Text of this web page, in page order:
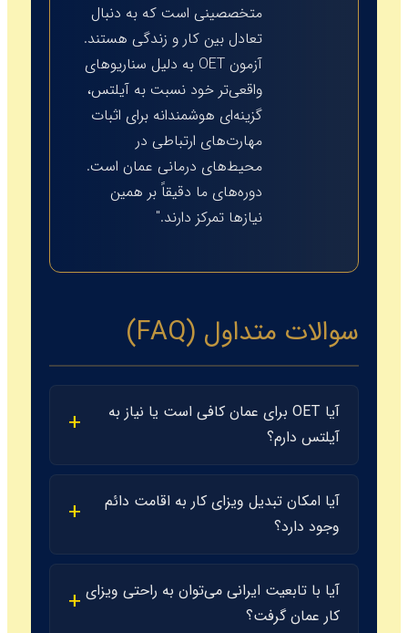
متخصصینی است که به دنبال
تعادل بین کار و زندگی هستند.
آزمون OET به دلیل سناریوهای
واقعی‌تر خود نسبت به آیلتس،
گزینه‌ای هوشمندانه برای اثبات
مهارت‌های ارتباطی در
محیط‌های درمانی عمان است.
دوره‌های ما دقیقاً بر همین
نیازها تمرکز دارند."
سوالات متداول (FAQ)
آیا OET برای عمان کافی است یا نیاز به
آیلتس دارم؟
خیر، برای متخصصین سلامت، عمان ترجیحاً
OET را می‌پذیرد و در بسیاری از موارد نمره OET
اولویت بالاتری نسبت به آیلتس دارد زیرا
مهارت‌های واقعی محیط کار را می‌سنجد. نمره
می‌شود.
آیا امکان تبدیل ویزای کار به اقامت دائم
وجود دارد؟
سیستم ویزای عمان بر اساس اسپانسرشیپ
(کفالت) کارفرما است. اقامت دائم به معنای
گرین کارت وجود ندارد، اما با تمدید قراردادهای
آیا با تابعیت ایرانی می‌توان به راحتی ویزای
کار عمان گرفت؟